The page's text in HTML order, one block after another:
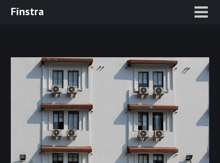
SkipFinstra